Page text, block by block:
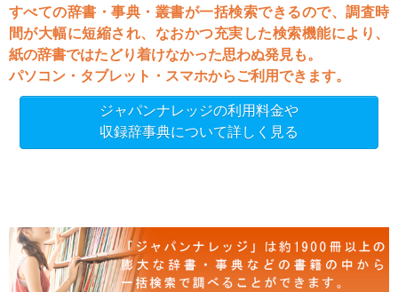
すべての辞書・事典・叢書が一括検索できるので、調査時
間が大幅に短縮され、なおかつ充実した検索機能により、
紙の辞書ではたどり着けなかった思わぬ発見も。
パソコン・タブレット・スマホからご利用できます。
ジャパンナレッジの利用料金や
収録辞事典について詳しく見る